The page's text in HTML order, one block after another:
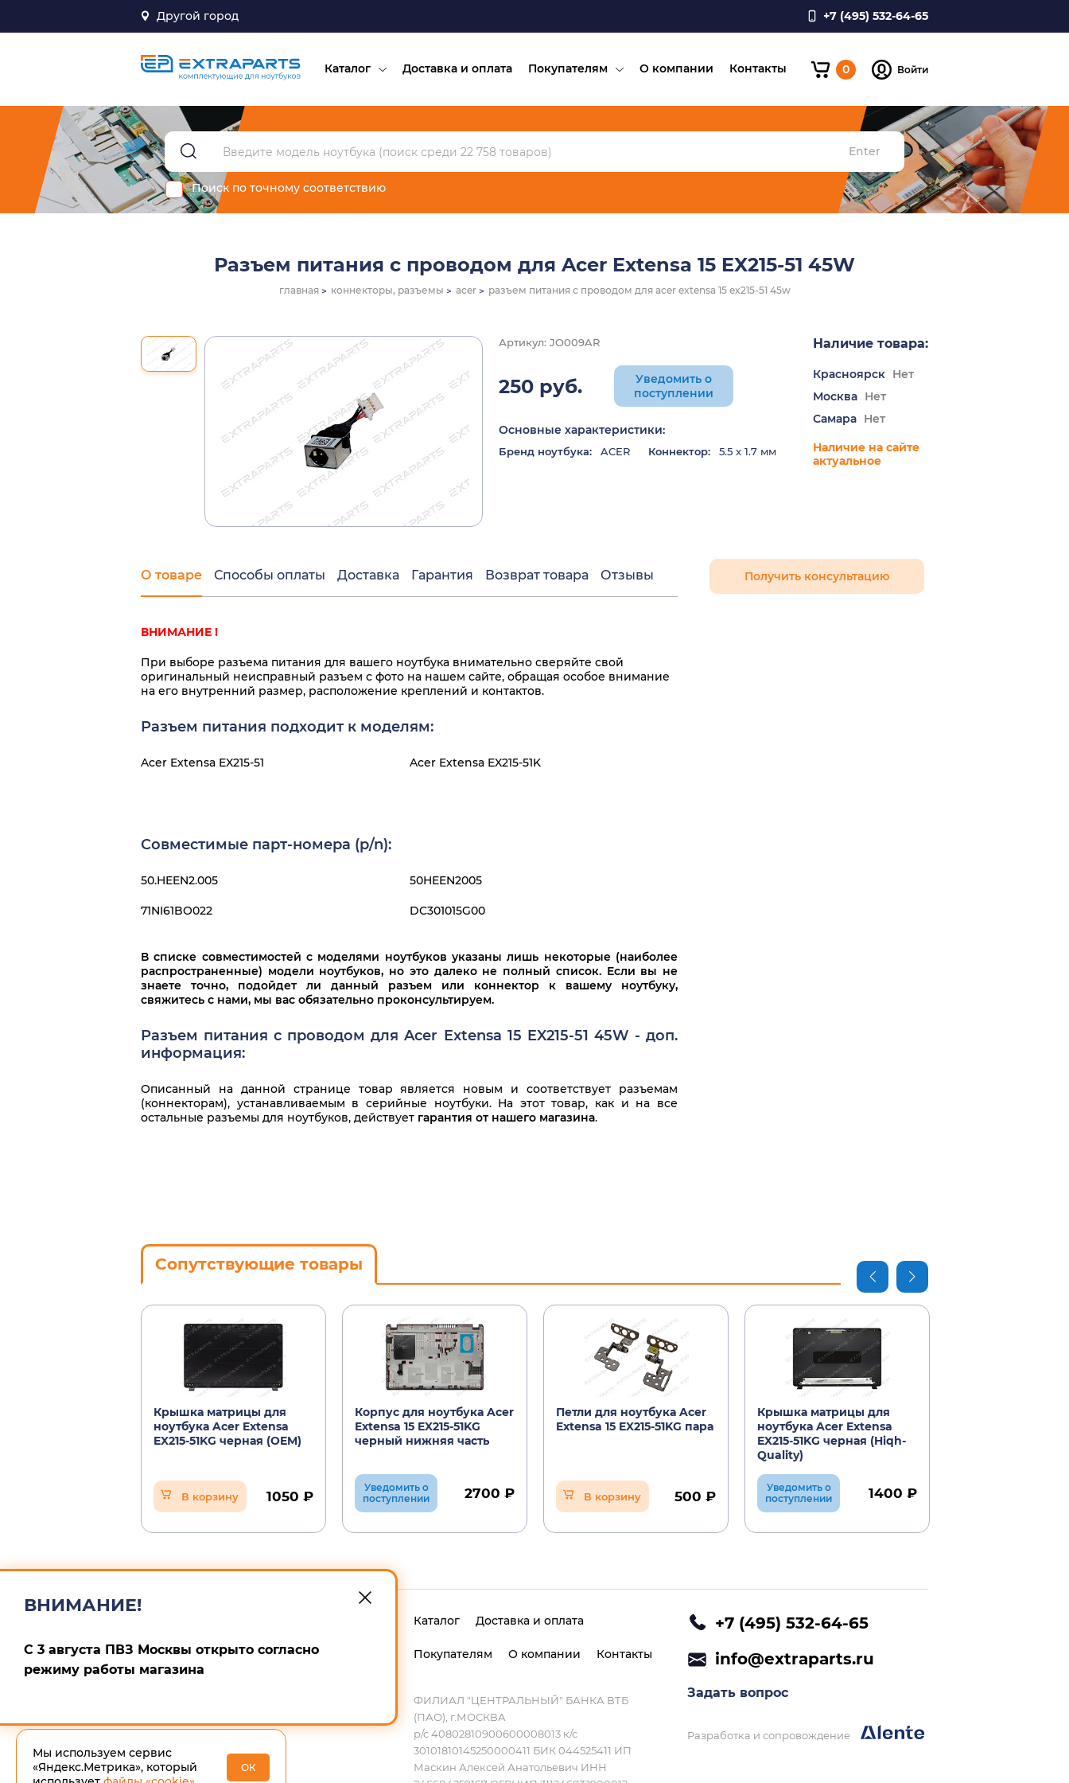
Другой город +7 (495) 532-64-65
Каталог Доставка и оплата Покупателям О компании Контакты 0 Войти
Enter
Поиск по точному соответствию
Разъем питания с проводом для Acer Extensa 15 EX215-51 45W
главная коннекторы, разъемы acer разъем питания с проводом для acer extensa 15 ex215-51 45w
Артикул: JO009AR
250 руб.
Уведомить о
поступлении
Основные характеристики:
Бренд ноутбука: ACER Коннектор: 5.5 x 1.7 мм
Наличие товара:
Красноярск Нет
Москва Нет
Самара Нет
Наличие на сайте
актуальное
О товаре Способы оплаты Доставка Гарантия Возврат товара Отзывы
ВНИМАНИЕ !
При выборе разъема питания для вашего ноутбука внимательно сверяйте свой
оригинальный неисправный разъем с фото на нашем сайте, обращая особое внимание
на его внутренний размер, расположение креплений и контактов.
Разъем питания подходит к моделям:
Acer Extensa EX215-51 Acer Extensa EX215-51K
Совместимые парт-номера (p/n):
50.HEEN2.005 50HEEN2005
71NI61BO022 DC301015G00
В списке совместимостей с моделями ноутбуков указаны лишь некоторые (наиболее
распространенные) модели ноутбуков, но это далеко не полный список. Если вы не
знаете точно, подойдет ли данный разъем или коннектор к вашему ноутбуку,
свяжитесь с нами, мы вас обязательно проконсультируем.
Разъем питания с проводом для Acer Extensa 15 EX215-51 45W - доп.
информация:
Описанный на данной странице товар является новым и соответствует разъемам
(коннекторам), устанавливаемым в серийные ноутбуки. На этот товар, как и на все
остальные разъемы для ноутбуков, действует гарантия от нашего магазина.
Получить консультацию
Сопутствующие товары
Крышка матрицы для
ноутбука Acer Extensa
EX215-51KG черная (OEM)
В корзину 1050 ₽
Корпус для ноутбука Acer
Extensa 15 EX215-51KG
черный нижняя часть
Уведомить о
поступлении
2700 ₽
Петли для ноутбука Acer
Extensa 15 EX215-51KG пара
В корзину 500 ₽
Крышка матрицы для
ноутбука Acer Extensa
EX215-51KG черная (Hiqh-
Quality)
Уведомить о
поступлении
1400 ₽
Каталог Доставка и оплата
Покупателям О компании Контакты
ФИЛИАЛ "ЦЕНТРАЛЬНЫЙ" БАНКА ВТБ
(ПАО), г.МОСКВА
р/с 40802810900600008013 к/с
30101810145250000411 БИК 044525411 ИП
Маскин Алексей Анатольевич ИНН
+7 (495) 532-64-65
info@extraparts.ru
Задать вопрос
Разработка и сопровождение
Мы используем сервис
«Яндекс.Метрика», который
ОК
ВНИМАНИЕ!
С 3 августа ПВЗ Москвы открыто согласно
режиму работы магазина